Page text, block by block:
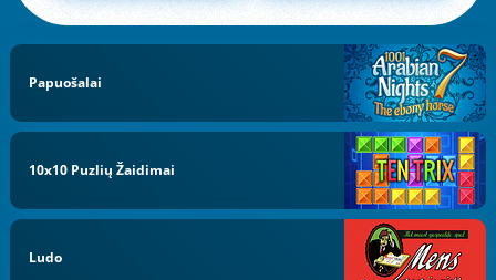
Papuošalai
10x10 Puzlių Žaidimai
Ludo